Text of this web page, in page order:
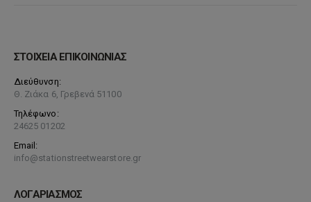
ΣΤΟΙΧΕΙΑ ΕΠΙΚΟΙΝΩΝΙΑΣ
Διεύθυνση:
Θ. Ζιάκα 6, Γρεβενά 51100
Τηλέφωνο:
24625 01202
Email:
info@stationstreetwearstore.gr
ΛΟΓΑΡΙΑΣΜΟΣ